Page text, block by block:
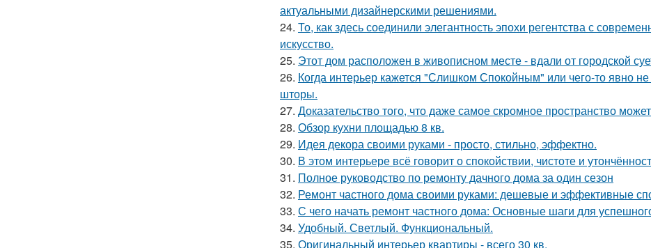
актуальными дизайнерскими решениями.
24. То, как здесь соединили элегантность эпохи регентства с
искусство.
25. Этот дом расположен в живописном месте - вдали от городской
26. Когда интерьер кажется "Слишком Спокойным" или чего-то явно
шторы.
27. Доказательство того, что даже самое скромное пространство
28. Обзор кухни площадью 8 кв.
29. Идея декора своими руками - просто, стильно, эффектно.
30. В этом интерьере всё говорит о спокойствии, чистоте и
31. Полное руководство по ремонту дачного дома за один сезон
32. Ремонт частного дома своими руками: дешевые и эффективные
33. С чего начать ремонт частного дома: Основные шаги для
34. Удобный. Светлый. Функциональный.
35. Оригинальный интерьер квартиры - всего 30 кв.